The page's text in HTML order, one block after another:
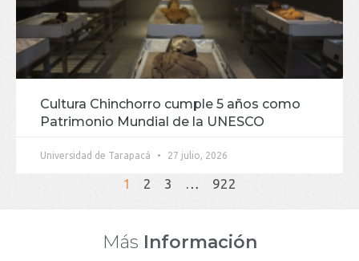
Cultura Chinchorro cumple 5 años como
Patrimonio Mundial de la UNESCO
Universidad de Tarapacá 27 julio, 2026
1 2 3 922
Más Información